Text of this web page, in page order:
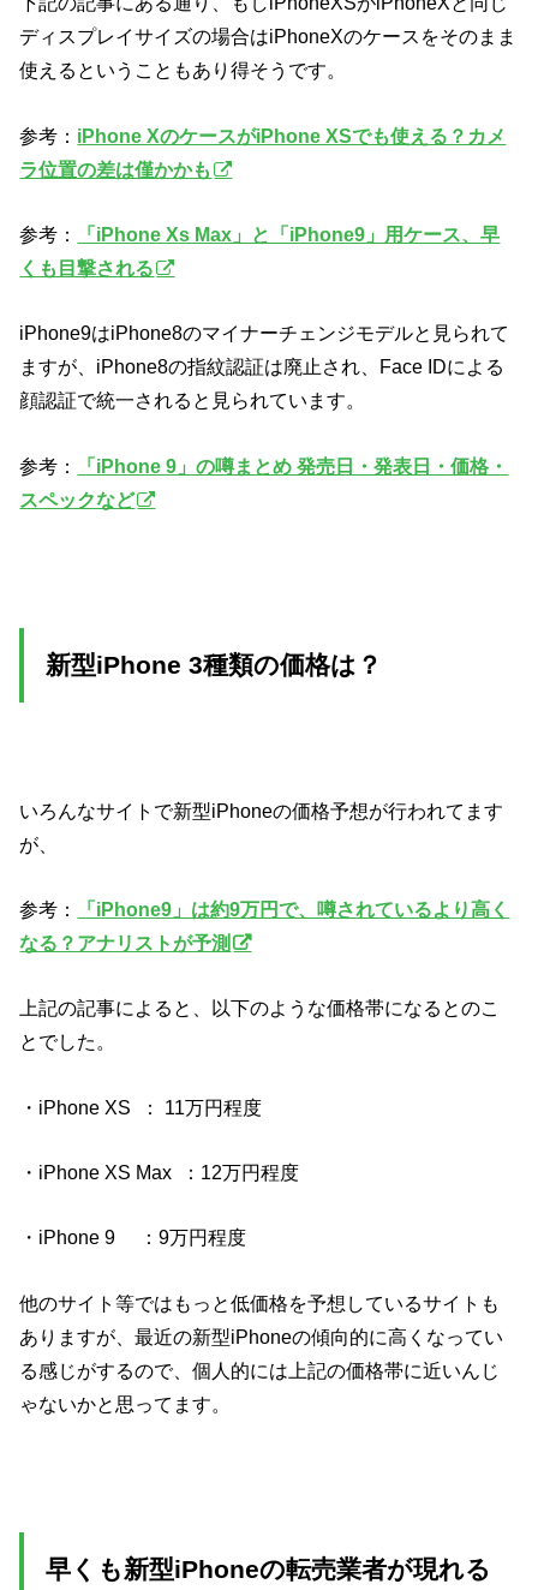
ディスプレイサイズの場合はiPhoneXのケースをそのまま
使えるということもあり得そうです。
参考： iPhone XのケースがiPhone XSでも使える？カメ
ラ位置の差は僅かかも
参考：
「iPhone Xs Max」と「iPhone9」用ケース、早
くも目撃される
iPhone9はiPhone8のマイナーチェンジモデルと見られて
ますが、iPhone8の指紋認証は廃止され、Face IDによる
顔認証で統一されると見られています。
参考：
「iPhone 9」の噂まとめ 発売日・発表日・価格・
スペックなど
新型iPhone 3種類の価格は？
いろんなサイトで新型iPhoneの価格予想が行われてます
が、
参考：
「iPhone9」は約9万円で、噂されているより高く
なる？アナリストが予測
上記の記事によると、以下のような価格帯になるとのこ
とでした。
・iPhone XS ： 11万円程度
・iPhone XS Max ：12万円程度
・iPhone 9 ：9万円程度
他のサイト等ではもっと低価格を予想しているサイトも
ありますが、最近の新型iPhoneの傾向的に高くなってい
る感じがするので、個人的には上記の価格帯に近いんじ
ゃないかと思ってます。
早くも新型iPhoneの転売業者が現れる